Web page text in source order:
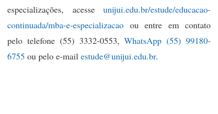
especializações, acesse unijui.edu.br/estude/educacao-
continuada/mba-e-especializacao ou entre em contato
pelo telefone (55) 3332-0553,WhatsApp (55) 99180-
6755 ou pelo e-mail estude@unijui.edu.br.